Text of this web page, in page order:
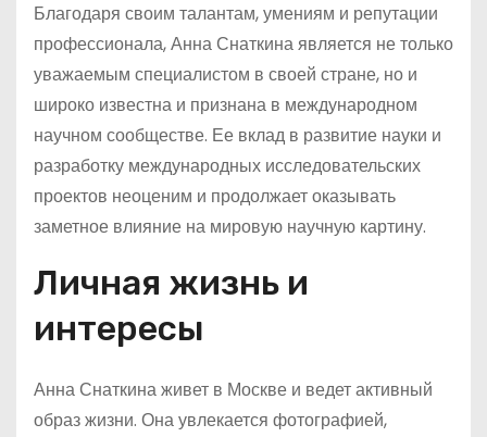
Благодаря своим талантам, умениям и репутации
профессионала, Анна Снаткина является не только
уважаемым специалистом в своей стране, но и
широко известна и признана в международном
научном сообществе. Ее вклад в развитие науки и
разработку международных исследовательских
проектов неоценим и продолжает оказывать
заметное влияние на мировую научную картину.
Личная жизнь и
интересы
Анна Снаткина живет в Москве и ведет активный
образ жизни. Она увлекается фотографией,